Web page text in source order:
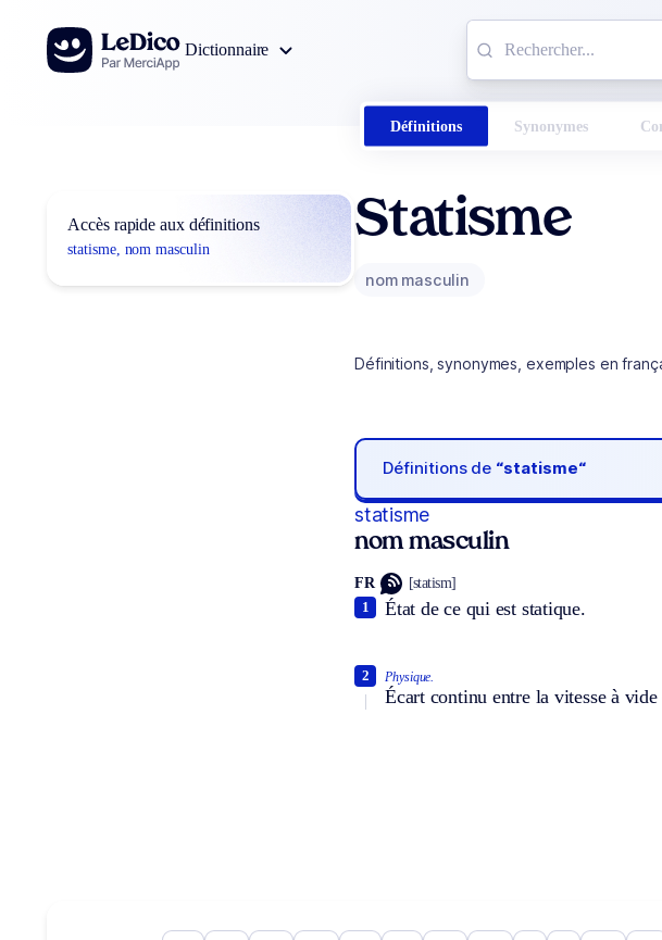
Aller au contenu
Dictionnaire
Définitions Synonymes
Accès rapide aux définitions
statisme, nom masculin
Statisme
nom masculin
Définitions, synonymes, exemples en
Définitions de “statisme“
statisme
nom masculin
FR [statism]
État de ce qui est statique.
1
Physique.
Écart continu entre la vitesse à
2